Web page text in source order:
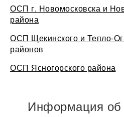
ОСП г. Новомосковска и
района
ОСП Щекинского и Тепло-
районов
ОСП Ясногорского района
Информация об